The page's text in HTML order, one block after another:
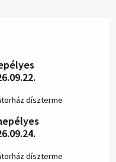
díszterme
díszterme